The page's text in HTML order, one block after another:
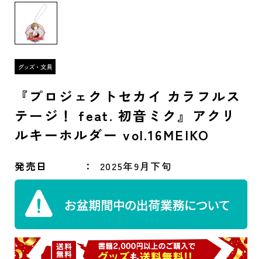
『プロジェクトセカイ カラフルス
テージ！ feat. 初音ミク』アクリ
ルキーホルダー vol.16MEIKO
発売日 2025年9月下旬